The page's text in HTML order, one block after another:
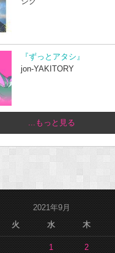
『ずっとアタシ』
jon-YAKITORY
...もっと見る
2021年9月
火 水 木
1 2